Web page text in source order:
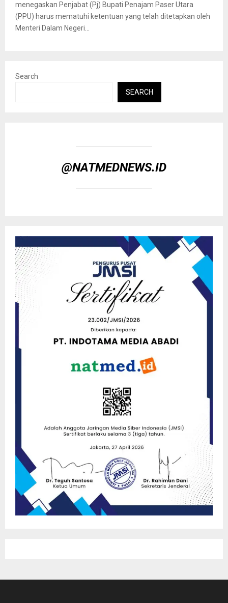
menegaskan Penjabat (Pj) Bupati Penajam Paser Utara
(PPU) harus mematuhi ketentuan yang telah ditetapkan oleh
Menteri Dalam Negeri...
Search
SEARCH
@NATMEDNEWS.ID